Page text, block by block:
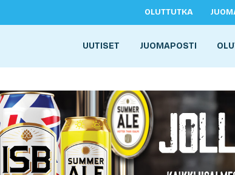
OLUTTUTKA
UUTISET JUOMAPOSTI